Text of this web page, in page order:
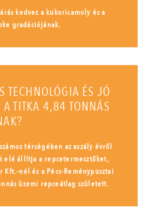
kedvez a kukoricamoly és a
gradációjának.
TECHNOLÓGIA ÉS JÓ
TITKA 4,84 TONNÁS
térségében az aszály évről
elé állítja a repcetermesztőket,
Kft.-nél és a Pécs-Reménypusztai
üzemi repceátlag született.